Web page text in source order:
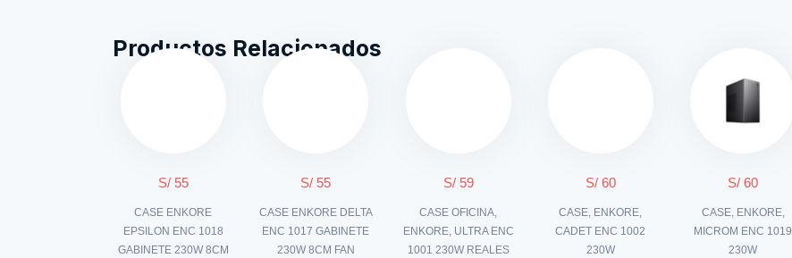
Productos Relacionados
S/ 55
CASE ENKORE
EPSILON ENC 1018
GABINETE 230W 8CM
S/ 55
CASE ENKORE DELTA
ENC 1017 GABINETE
230W 8CM FAN
S/ 59
CASE OFICINA,
ENKORE, ULTRA ENC
1001 230W REALES
S/ 60
CASE, ENKORE,
CADET ENC 1002
230W
S/ 60
CASE, ENKORE,
MICROM ENC 1019
230W